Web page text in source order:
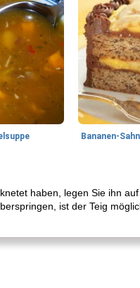
haben, legen Sie ihn
ist der Teig